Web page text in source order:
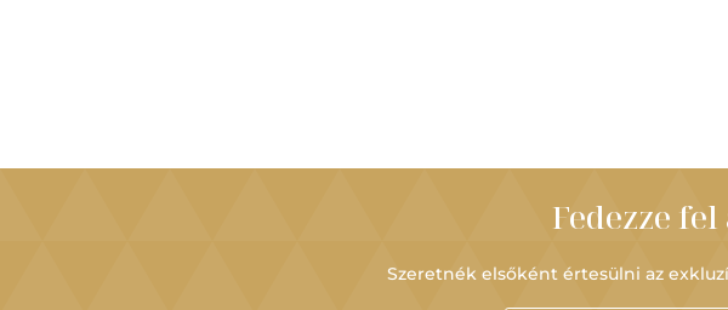
Fedezze
Szeretnék elsőként értesülni az